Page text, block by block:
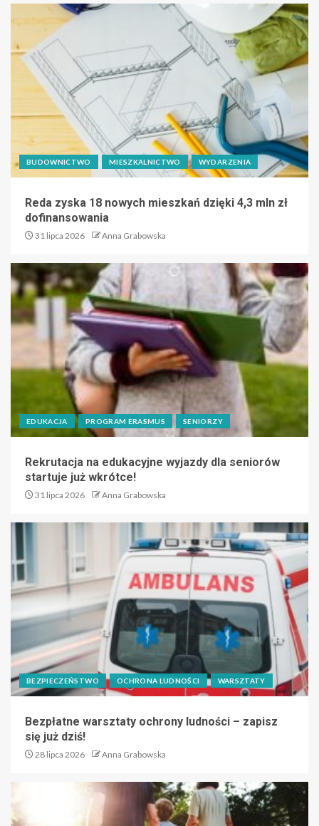
BUDOWNICTWO MIESZKALNICTWO WYDARZENIA
Reda zyska 18 nowych mieszkań dzięki 4,3 mln zł
dofinansowania
31 lipca 2026 Anna Grabowska
EDUKACJA PROGRAM ERASMUS SENIORZY
Rekrutacja na edukacyjne wyjazdy dla seniorów
startuje już wkrótce!
31 lipca 2026 Anna Grabowska
BEZPIECZEŃSTWO OCHRONA LUDNOŚCI WARSZTATY
Bezpłatne warsztaty ochrony ludności – zapisz
się już dziś!
28 lipca 2026 Anna Grabowska